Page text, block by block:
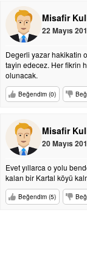
Misafir
22 Mayıs
Degerli yazar hakikatin
tayin edecez. Her fikrin
olunacak.
Beğendim (0)
Misafir
20 Mayıs
Evet yıllarca o yolu
kalan bir Kartal köyü
Beğendim (5)